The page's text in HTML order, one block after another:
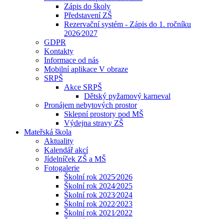
Zápis do školy
Představení ZŠ
Rezervační systém - Zápis do 1. ročníku
2026⁄2027
GDPR
Kontakty
Informace od nás
Mobilní aplikace V obraze
SRPŠ
Akce SRPŠ
Dětský pyžamový karneval
Pronájem nebytových prostor
Sklepní prostory pod MŠ
Výdejna stravy ZŠ
Mateřská škola
Aktuality
Kalendář akcí
Jídelníček ZŠ a MŠ
Fotogalerie
Školní rok 2025⁄2026
Školní rok 2024⁄2025
Školní rok 2023⁄2024
Školní rok 2022⁄2023
Školní rok 2021⁄2022